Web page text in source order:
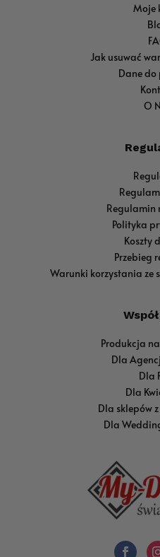
Moje
Jak usuwać
Dane do
O
Regulamin
Polityka
Koszty
Przebieg
Warunki korzystania ze
Produkcja
Dla
Dla
Dla
Dla sklepów
Dla